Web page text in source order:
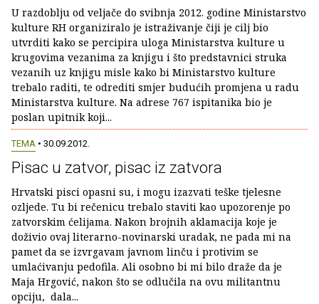
U razdoblju od veljače do svibnja 2012. godine Ministarstvo
kulture RH organiziralo je istraživanje čiji je cilj bio
utvrditi kako se percipira uloga Ministarstva kulture u
krugovima vezanima za knjigu i što predstavnici struka
vezanih uz knjigu misle kako bi Ministarstvo kulture
trebalo raditi, te odrediti smjer budućih promjena u radu
Ministarstva kulture. Na adrese 767 ispitanika bio je
poslan upitnik koji...
TEMA • 30.09.2012.
Pisac u zatvor, pisac iz zatvora
Hrvatski pisci opasni su, i mogu izazvati teške tjelesne
ozljede. Tu bi rečenicu trebalo staviti kao upozorenje po
zatvorskim ćelijama. Nakon brojnih aklamacija koje je
doživio ovaj literarno-novinarski uradak, ne pada mi na
pamet da se izvrgavam javnom linču i protivim se
umlaćivanju pedofila. Ali osobno bi mi bilo draže da je
Maja Hrgović, nakon što se odlučila na ovu militantnu
opciju, dala...